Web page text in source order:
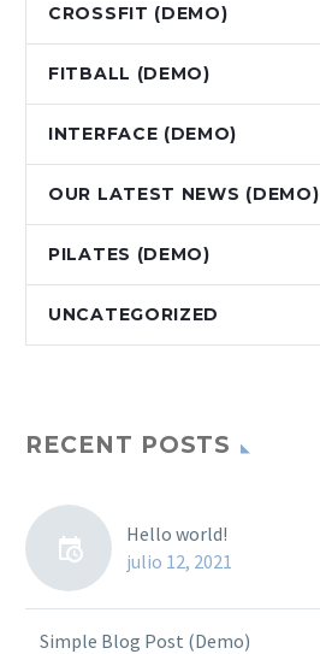
CROSSFIT (DEMO)
FITBALL (DEMO)
INTERFACE (DEMO)
OUR LATEST NEWS (DEMO)
PILATES (DEMO)
UNCATEGORIZED
RECENT POSTS
Hello world!
julio 12, 2021
Simple Blog Post (Demo)